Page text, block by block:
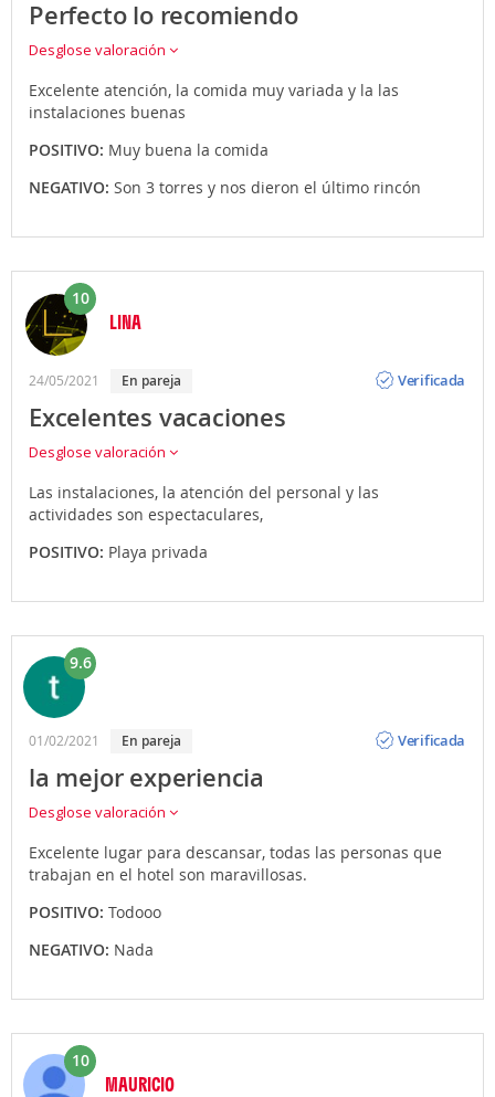
Perfecto lo recomiendo
Desglose valoración
Excelente atención, la comida muy variada y la las
instalaciones buenas
POSITIVO: Muy buena la comida
NEGATIVO: Son 3 torres y nos dieron el último rincón
10
LINA
24/05/2021 En pareja
Verificada
Excelentes vacaciones
Desglose valoración
Las instalaciones, la atención del personal y las
actividades son espectaculares,
POSITIVO: Playa privada
9.6
01/02/2021 En pareja
Verificada
la mejor experiencia
Desglose valoración
Excelente lugar para descansar, todas las personas que
trabajan en el hotel son maravillosas.
POSITIVO: Todooo
NEGATIVO: Nada
10
MAURICIO